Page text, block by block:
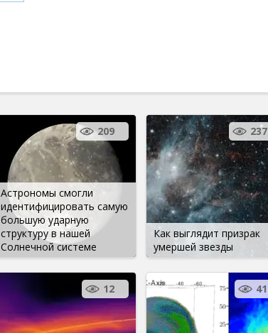
Астрономы смогли
идентифицировать самую
большую ударную
структуру в нашей
Солнечной системе
209
Как выглядит призрак
умершей звезды
237
12 41